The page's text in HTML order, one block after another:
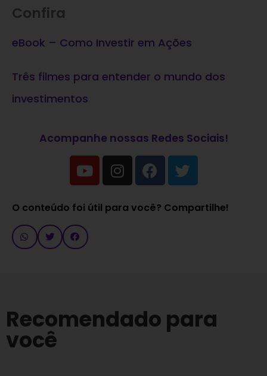
Confira
eBook – Como Investir em Ações
Três filmes para entender o mundo dos
investimentos
Acompanhe nossas Redes Sociais!
O conteúdo foi útil para você? Compartilhe!
Recomendado para
você